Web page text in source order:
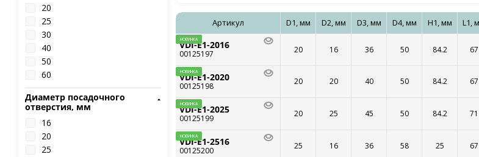
Артикул D1, мм D2, мм D3, мм D4, мм H1, мм L1,
НОВИНКА
VDI-E1-2016
00125197 20 16 36 50 84.2 67
НОВИНКА
VDI-E1-2020
00125198 20 20 40 50 84.2 67
НОВИНКА
VDI-E1-2025
00125199 20 25 45 50 84.2 71
НОВИНКА
VDI-E1-2516
00125200 25 16 36 58 25 67
20
25
30
40
50
60
Диаметр посадочного
отверстия, мм
16
20
25